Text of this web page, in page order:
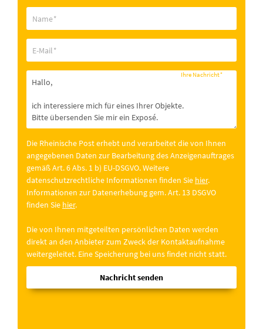
Name*
E-Mail*
Ihre Nachricht*
Die Rheinische Post erhebt und verarbeitet die von Ihnen
angegebenen Daten zur Bearbeitung des Anzeigenauftrages
gemäß Art. 6 Abs. 1 b) EU-DSGVO. Weitere
datenschutzrechtliche Informationen finden Sie hier.
Informationen zur Datenerhebung gem. Art. 13 DSGVO
finden Sie hier.
Die von Ihnen mitgeteilten persönlichen Daten werden
direkt an den Anbieter zum Zweck der Kontaktaufnahme
weitergeleitet. Eine Speicherung bei uns findet nicht statt.
Nachricht senden